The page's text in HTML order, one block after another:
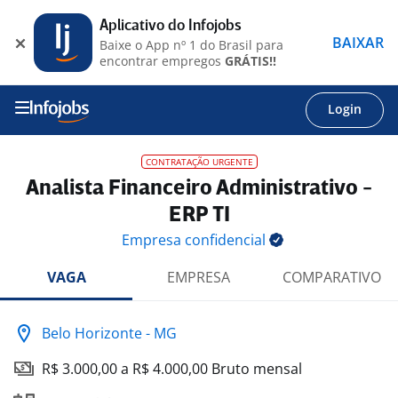
Login
CONTRATAÇÃO URGENTE
Analista Financeiro Administrativo -
ERP TI
Empresa confidencial
VAGA
EMPRESA COMPARATIVO
Belo Horizonte - MG
R$ 3.000,00 a R$ 4.000,00 Bruto mensal
Aplicativo do Infojobs
Baixe o App nº 1 do Brasil para
encontrar empregos GRÁTIS!!
BAIXAR